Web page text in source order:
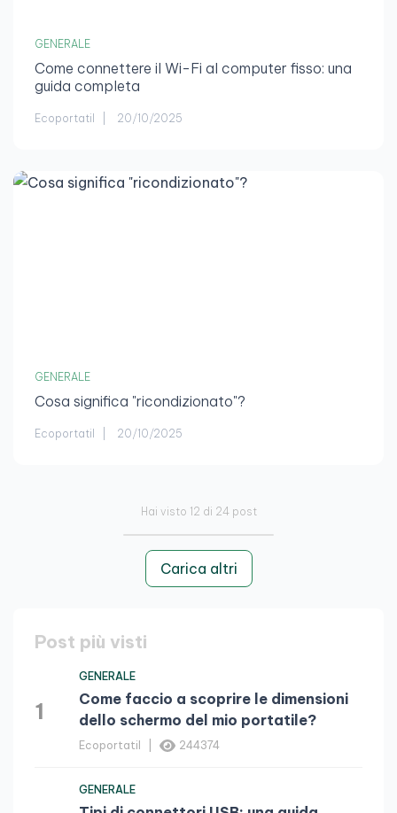
GENERALE
Come connettere il Wi-Fi al computer fisso: una
guida completa
Ecoportatil 20/10/2025
GENERALE
Cosa significa "ricondizionato"?
Ecoportatil 20/10/2025
Hai visto 12 di 24post
Carica altri
Post più visti
1
GENERALE
Come faccio a scoprire le dimensioni
dello schermo del mio portatile?
Ecoportatil 244374
GENERALE